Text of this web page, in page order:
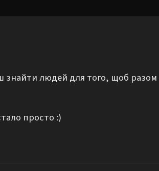
людей для того, щоб
просто :)